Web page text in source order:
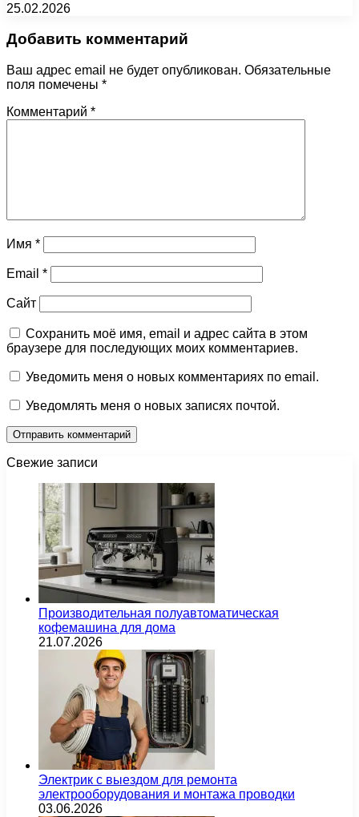
25.02.2026
Добавить комментарий
Ваш адрес email не будет опубликован. Обязательные
поля помечены *
Комментарий *
Имя *
Email *
Сайт
Сохранить моё имя, email и адрес сайта в этом
браузере для последующих моих комментариев.
Уведомить меня о новых комментариях по email.
Уведомлять меня о новых записях почтой.
Свежие записи
Производительная полуавтоматическая
кофемашина для дома
21.07.2026
Электрик с выездом для ремонта
электрооборудования и монтажа проводки
03.06.2026